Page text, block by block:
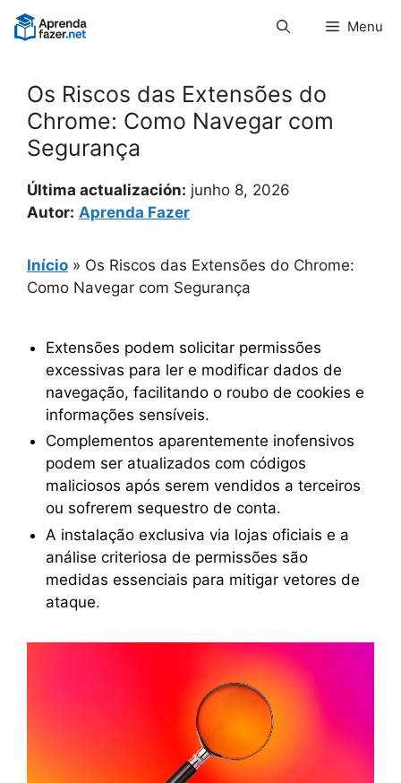
Pular
para
Menu
Os Riscos das Extensões do
Chrome: Como Navegar com
Segurança
Última actualización: junho 8, 2026
Autor: Aprenda Fazer
Início » Os Riscos das Extensões do Chrome:
Como Navegar com Segurança
Extensões podem solicitar permissões
excessivas para ler e modificar dados de
navegação, facilitando o roubo de cookies e
informações sensíveis.
Complementos aparentemente inofensivos
podem ser atualizados com códigos
maliciosos após serem vendidos a terceiros
ou sofrerem sequestro de conta.
A instalação exclusiva via lojas oficiais e a
análise criteriosa de permissões são
medidas essenciais para mitigar vetores de
ataque.